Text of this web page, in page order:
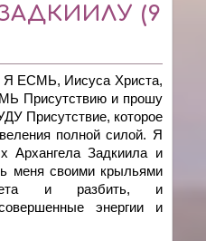
(9
ЕСМЬ, Иисуса Христа,
Присутствию и прошу
Присутствие, которое
полной силой. Я
Архангела Задкиила и
меня своими крыльями
и разбить, и
энергии и